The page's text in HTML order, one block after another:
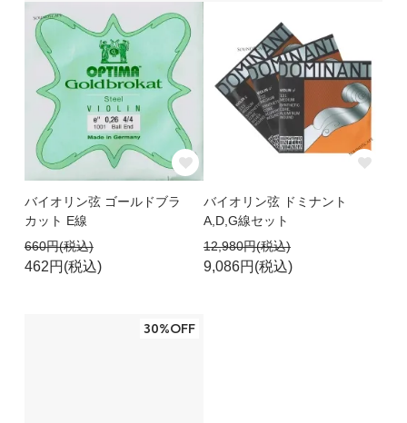
バイオリン弦 ゴールドブラ
カット E線
660円(税込)
462円(税込)
バイオリン弦 ドミナント
A,D,G線セット
12,980円(税込)
9,086円(税込)
30%OFF